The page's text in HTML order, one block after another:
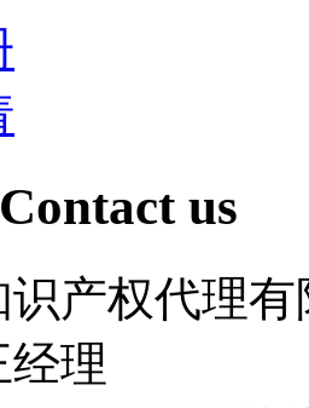
Contact us
产权代理有
理